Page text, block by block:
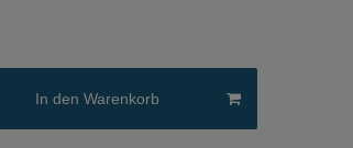
In den Warenkorb